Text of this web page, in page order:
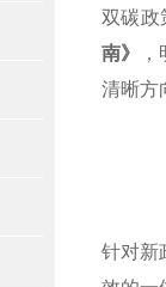
双碳政
南》
清晰方
针对新